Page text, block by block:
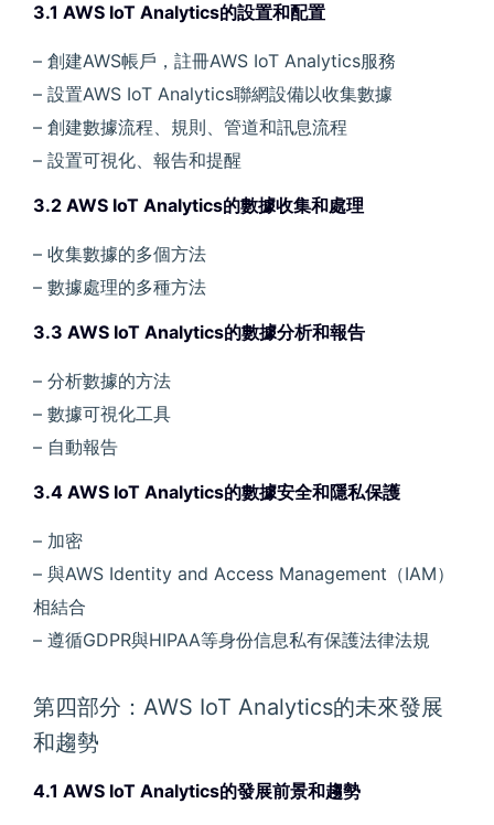
3.1 AWS IoT Analytics的設置和配置
– 創建AWS帳戶，註冊AWS IoT Analytics服務
– 設置AWS IoT Analytics聯網設備以收集數據
– 創建數據流程、規則、管道和訊息流程
– 設置可視化、報告和提醒
3.2 AWS IoT Analytics的數據收集和處理
– 收集數據的多個方法
– 數據處理的多種方法
3.3 AWS IoT Analytics的數據分析和報告
– 分析數據的方法
– 數據可視化工具
– 自動報告
3.4 AWS IoT Analytics的數據安全和隱私保護
– 加密
– 與AWS Identity and Access Management（IAM）
相結合
– 遵循GDPR與HIPAA等身份信息私有保護法律法規
第四部分：AWS IoT Analytics的未來發展
和趨勢
4.1 AWS IoT Analytics的發展前景和趨勢